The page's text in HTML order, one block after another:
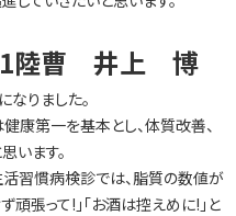
1陸曹 井上 博
りました。
康第一を基本とし、体質改善、
います。
習慣病検診では、脂質の数値が
頑張って!」「お酒は控えめに!」と